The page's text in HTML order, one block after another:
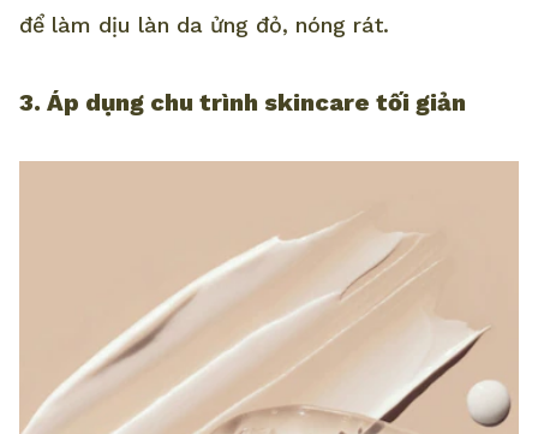
để làm dịu làn da ửng đỏ, nóng rát.
3. Áp dụng chu trình skincare tối giản